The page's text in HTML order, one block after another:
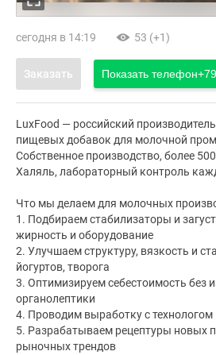
сегодня в 14:19 53 (+1)
Заказать Показать телефон
LuxFood — российский
пищевых добавок для молочной
Собственное производство, более
Халяль, лабораторный контроль
Что мы делаем для молочных
1. Подбираем стабилизаторы и
жирность и оборудование
2. Улучшаем структуру, вязкость и
йогуртов, творога
3. Оптимизируем себестоимость без
органолептики
4. Проводим выработку с
5. Разрабатываем рецептуры новых
рыночных трендов